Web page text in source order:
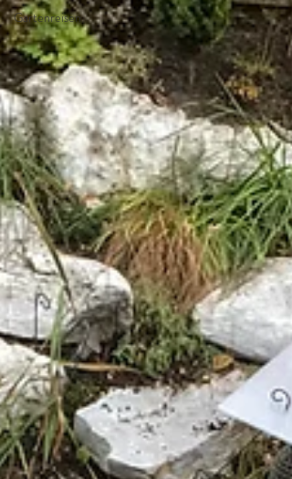
Gartenreisen